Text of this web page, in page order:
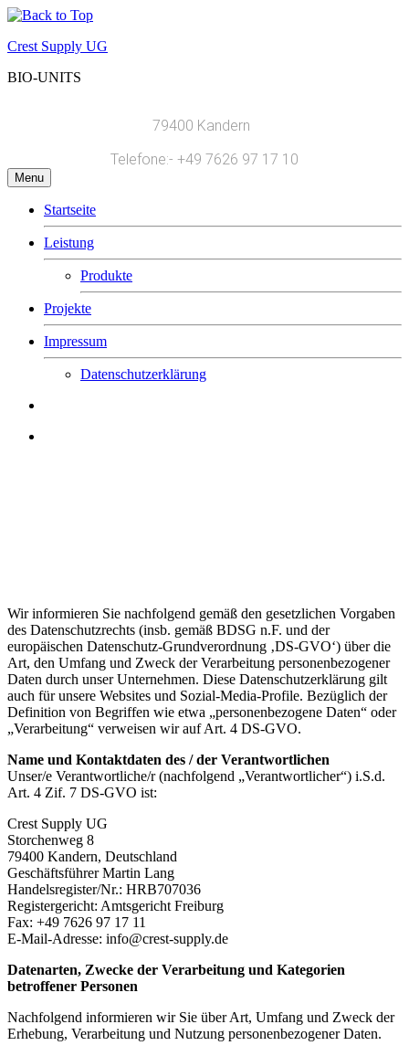
Crest Supply UG
BIO-UNITS
79400 Kandern
Telefone:- +49 7626 97 17 10
Menu
Startseite
Leistung
Produkte
Projekte
Impressum
Datenschutzerklärung
Wir informieren Sie nachfolgend gemäß den gesetzlichen Vorgaben
des Datenschutzrechts (insb. gemäß BDSG n.F. und der
europäischen Datenschutz-Grundverordnung ‚DS-GVO‘) über die
Art, den Umfang und Zweck der Verarbeitung personenbezogener
Daten durch unser Unternehmen. Diese Datenschutzerklärung gilt
auch für unsere Websites und Sozial-Media-Profile. Bezüglich der
Definition von Begriffen wie etwa „personenbezogene Daten“ oder
„Verarbeitung“ verweisen wir auf Art. 4 DS-GVO.
Name und Kontaktdaten des / der Verantwortlichen
Unser/e Verantwortliche/r (nachfolgend „Verantwortlicher“) i.S.d.
Art. 4 Zif. 7 DS-GVO ist:
Crest Supply UG
Storchenweg 8
79400 Kandern, Deutschland
Geschäftsführer Martin Lang
Handelsregister/Nr.: HRB707036
Registergericht: Amtsgericht Freiburg
Fax: +49 7626 97 17 11
E-Mail-Adresse: info@crest-supply.de
Datenarten, Zwecke der Verarbeitung und Kategorien
betroffener Personen
Nachfolgend informieren wir Sie über Art, Umfang und Zweck der
Erhebung, Verarbeitung und Nutzung personenbezogener Daten.